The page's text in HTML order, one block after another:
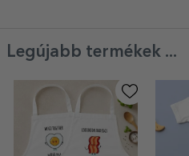
Legújabb termékek ...